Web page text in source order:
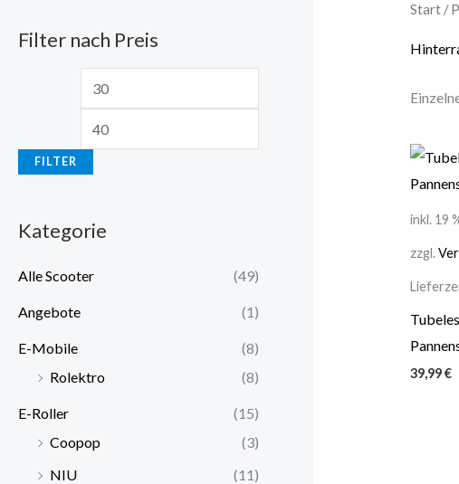
Filter nach Preis
s
FILTER
Kategorie
Alle Scooter (49)
Angebote (1)
E-Mobile
(8)
Rolektro
(8)
E-Roller
(15)
Coopop
(3)
NIU
(11)
Start/
inkl. 19
zzgl.
39,99€